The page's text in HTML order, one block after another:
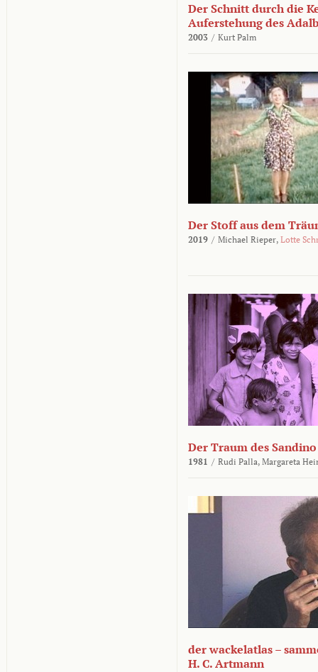
Der Schnitt durch die
Auferstehung des
2003 / Kurt Palm
Der Stoff aus dem
2019 / Michael Rieper, Lotte
Der Traum des Sandino
1981 / Rudi Palla, Margareta
der wackelatlas –
H. C. Artmann